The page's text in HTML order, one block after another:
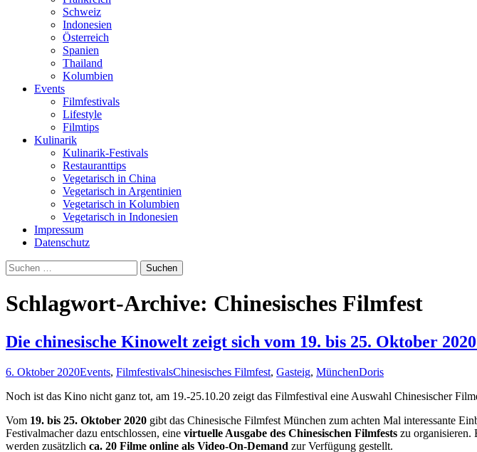
Schweiz
Indonesien
Österreich
Spanien
Thailand
Kolumbien
Events
Filmfestivals
Lifestyle
Filmtips
Kulinarik
Kulinarik-Festivals
Restauranttips
Vegetarisch in China
Vegetarisch in Argentinien
Vegetarisch in Kolumbien
Vegetarisch in Indonesien
Impressum
Datenschutz
Suchen
nach:
Schlagwort-Archive: Chinesisches Filmfest
Die chinesische Kinowelt zeigt sich vom 19. bis 25. Oktober
6. Oktober 2020Events, FilmfestivalsChinesisches Filmfest, Gasteig, MünchenDoris
Noch ist das Kino nicht ganz tot, am 19.-25.10.20 zeigt das Filmfestival eine Auswahl Chinesischer
Vom 19. bis 25. Oktober 2020 gibt das Chinesische Filmfest München zum achten Mal interessante
Festivalmacher dazu entschlossen, eine virtuelle Ausgabe des Chinesischen Filmfests zu organisieren.
werden zusätzlich ca. 20 Filme online als Video-On-Demand zur Verfügung gestellt.